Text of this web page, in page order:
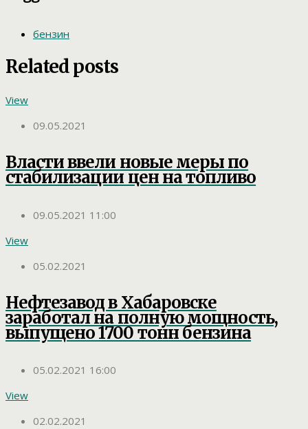
бензин
Related posts
View
09.05.2021
Власти ввели новые меры по
стабилизации цен на топливо
09.05.2021 11:00
View
05.02.2021
Нефтезавод в Хабаровске
заработал на полную мощность,
выпущено 1700 тонн бензина
05.02.2021 16:00
View
02.02.2021